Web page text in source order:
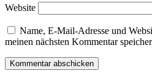
Website
Name, E-Mail-Adresse und
meinen nächsten Kommentar